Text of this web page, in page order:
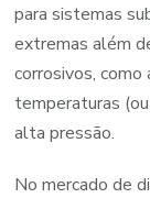
para sistemas
extremas além
corrosivos,
temperaturas
alta pressão.
No mercado de